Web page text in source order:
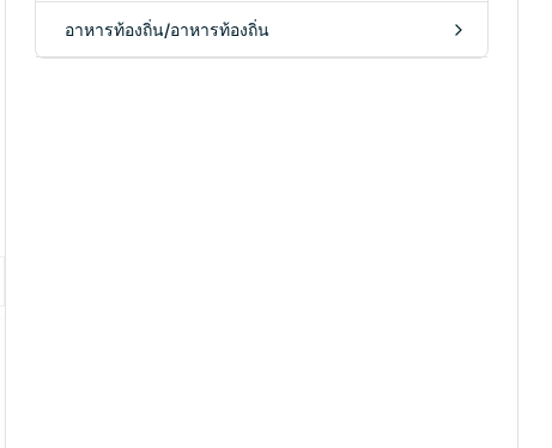
อาหารท้องถิ่น/อาหารท้องถิ่น